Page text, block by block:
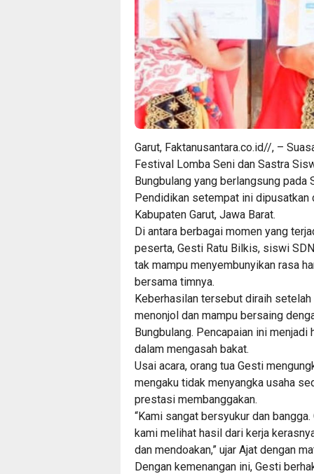
Garut, Faktanusantara.co.id//, –
Festival Lomba Seni dan Sastra
Bungbulang yang berlangsung
Pendidikan setempat ini dipusatkan
Kabupaten Garut, Jawa Barat.
Di antara berbagai momen yang
peserta, Gesti Ratu Bilkis, siswi
tak mampu menyembunyikan rasa
bersama timnya.
Keberhasilan tersebut diraih
menonjol dan mampu bersaing
Bungbulang. Pencapaian ini
dalam mengasah bakat.
Usai acara, orang tua Gesti
mengaku tidak menyangka usaha
prestasi membanggakan.
“Kami sangat bersyukur dan
kami melihat hasil dari kerja
dan mendoakan,” ujar Ajat dengan
Dengan kemenangan ini, Gesti